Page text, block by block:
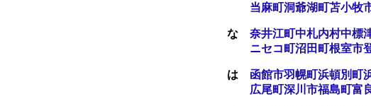
当麻町洞爺湖町苫小牧
な 奈井江町中札内村中標
ニセコ町沼田町根室市
は 函館市羽幌町浜頓別町
広尾町深川市福島町富